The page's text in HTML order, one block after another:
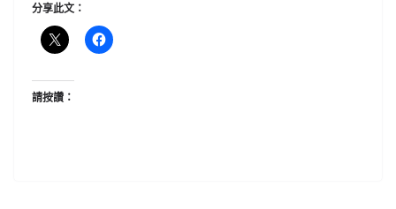
分享此文：
請按讚：